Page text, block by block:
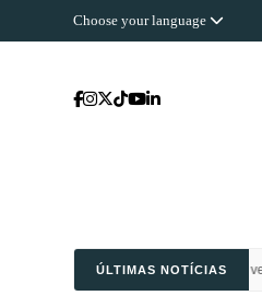
Choose your language
ÚLTIMAS NOTÍCIAS
Saudi vence time sensação e é bi